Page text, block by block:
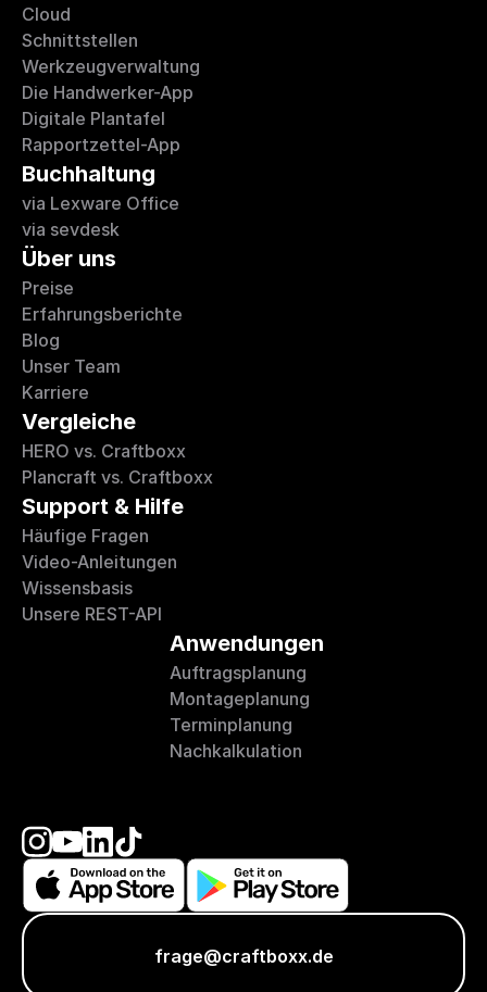
Cloud
Schnittstellen
Werkzeugverwaltung
Die Handwerker-App
Digitale Plantafel
Rapportzettel-App
Buchhaltung
via Lexware Office
via sevdesk
Über uns
Preise
Erfahrungsberichte
Blog
Unser Team
Karriere
Vergleiche
HERO vs. Craftboxx
Plancraft vs. Craftboxx
Support & Hilfe
Häufige Fragen
Video-Anleitungen
Wissensbasis
Unsere REST-API
Anwendungen
Auftragsplanung
Montageplanung
Terminplanung
Nachkalkulation
frage@craftboxx.de